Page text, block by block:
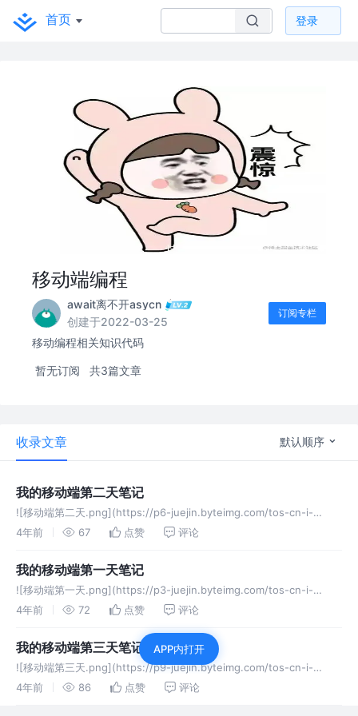
首页 登录
移动端编程
await离不开asycn
创建于2022-03-25
订阅专栏
移动编程相关知识代码
暂无订阅 共3篇文章
收录文章 默认顺序
我的移动端第二天笔记
![移动端第二天.png](https://p6-juejin.byteimg.com/tos-cn-i-
k3u1fbpfcp/68556c9e1e1e4c1c89020028b3272b18~tpl
4年前 67 点赞 评论
我的移动端第一天笔记
![移动端第一天.png](https://p3-juejin.byteimg.com/tos-cn-i-
k3u1fbpfcp/a9b518c79bdd4beab142c6ab93d09b7f~tpl
4年前 72 点赞 评论
我的移动端第三天笔记
![移动端第三天.png](https://p9-juejin.byteimg.com/tos-cn-i-
k3u1fbpfcp/83404a6763934a25ad3d393300d32759~tpl
4年前 86 点赞 评论
APP内打开